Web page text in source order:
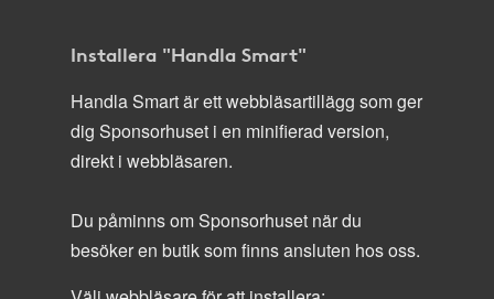
Installera "Handla Smart"
Handla Smart är ett webbläsartillägg som ger
dig Sponsorhuset i en minifierad version,
direkt i webbläsaren.
Du påminns om Sponsorhuset när du
besöker en butik som finns ansluten hos oss.